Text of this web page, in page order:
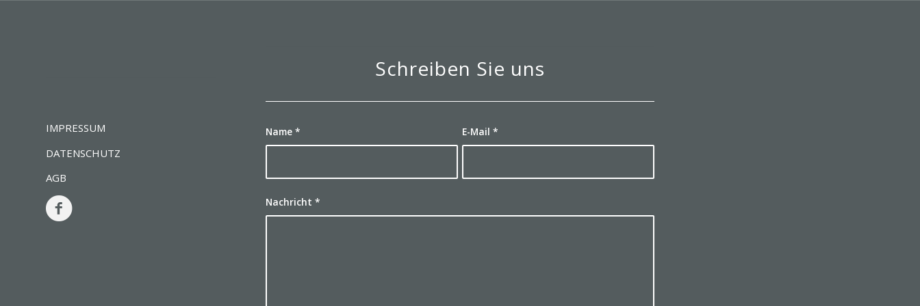
IMPRESSUM
DATENSCHUTZ
AGB
Schreiben Sie uns
Name * E-Mail *
Nachricht *